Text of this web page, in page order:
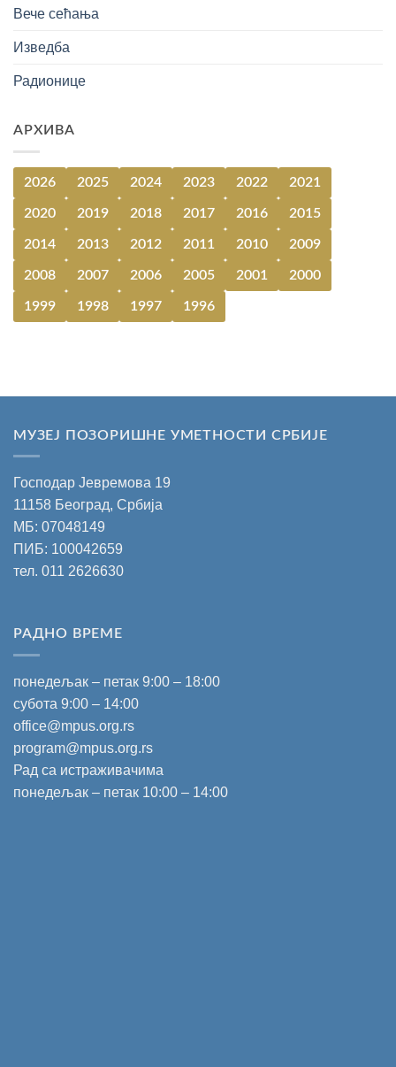
Вече сећања
Изведба
Радионице
АРХИВА
2026 2025 2024 2023 2022 2021
2020 2019 2018 2017 2016 2015
2014 2013 2012 2011 2010 2009
2008 2007 2006 2005 2001 2000
1999 1998 1997 1996
МУЗЕЈ ПОЗОРИШНЕ УМЕТНОСТИ СРБИЈЕ
Господар Јевремова 19
11158 Београд, Србија
МБ: 07048149
ПИБ: 100042659
тел. 011 2626630
РАДНО ВРЕМЕ
понедељак – петак 9:00 – 18:00
субота 9:00 – 14:00
office@mpus.org.rs
program@mpus.org.rs
Рад са истраживачима
понедељак – петак 10:00 – 14:00